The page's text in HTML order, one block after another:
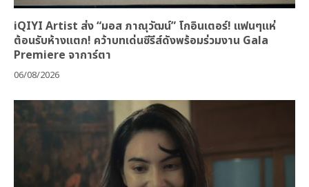
iQIYI Artist ส่ง “มอส ภาณุวัฒน์” โกอินเตอร์! แฟนๆแห่
ต้อนรับห้างแตก! คว้าบทเด่นซีรีส์ดังพร้อมร่วมงาน Gala
Premiere จาการ์ตา
06/08/2026